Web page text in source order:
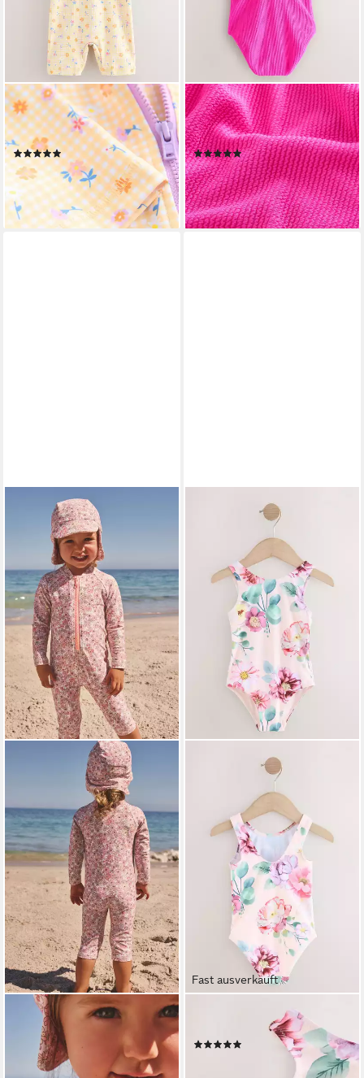
NEXT
Badeanzug Sonnenschutz-
Badeanzug (1-St)
(9)
ab 23,00 €
lieferbar - in 2-3 Werktagen bei dir
+3
NEXT
Badeanzug Badeanzug in
Crinkle-Optik (1-St)
(1)
ab 23,00 €
lieferbar - in 2-3 Werktagen bei dir
NEXT
Badeanzug Sunsafe-
Badeanzug mit langem Bein
(1-St)
Fast ausverkauft
Badeanzug Badeanzug (1-St)
20,00 €